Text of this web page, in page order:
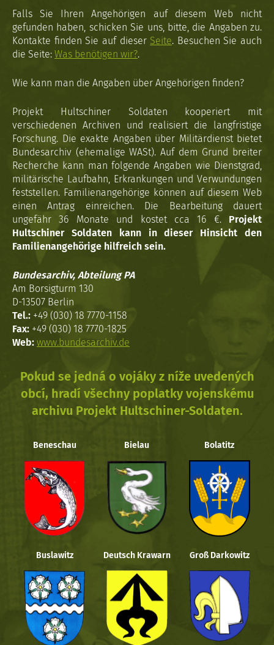
Falls Sie Ihren Angehörigen auf diesem Web nicht
gefunden haben, schicken Sie uns, bitte, die Angaben zu.
Kontakte finden Sie auf dieser Seite. Besuchen Sie auch
die Seite: Was benötigen wir?.
Wie kann man die Angaben über Angehörigen finden?
Projekt Hultschiner Soldaten kooperiert mit
verschiedenen Archiven und realisiert die langfristige
Forschung. Die exakte Angaben über Militärdienst bietet
Bundesarchiv (ehemalige WASt). Auf dem Grund breiter
Recherche kann man folgende Angaben wie Dienstgrad,
militärische Laufbahn, Erkrankungen und Verwundungen
feststellen. Familienangehörige können auf diesem Web
einen Antrag einreichen. Die Bearbeitung dauert
ungefähr 36 Monate und kostet cca 16 €. Projekt
Hultschiner Soldaten kann in dieser Hinsicht den
Familienangehörige hilfreich sein.
Bundesarchiv, Abteilung PA
Am Borsigturm 130
D-13507 Berlin
Tel.: +49 (030) 18 7770-1158
Fax: +49 (030) 18 7770-1825
Web: www.bundesarchiv.de
Pokud se jedná o vojáky z níže uvedených
obcí, hradí všechny poplatky vojenskému
archivu Projekt Hultschiner-Soldaten.
Beneschau Bielau Bolatitz
Buslawitz Deutsch Krawarn Groß Darkowitz